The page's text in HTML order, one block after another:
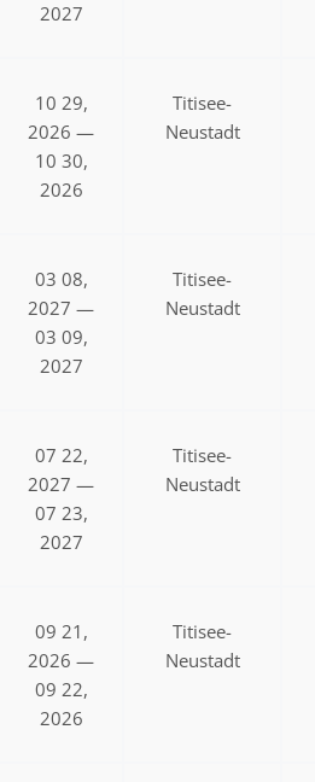
2027
10 29,
2026 —
10 30,
2026
Titisee-
Neustadt
03 08,
2027 —
03 09,
2027
Titisee-
Neustadt
07 22,
2027 —
07 23,
2027
Titisee-
Neustadt
09 21,
2026 —
09 22,
2026
Titisee-
Neustadt